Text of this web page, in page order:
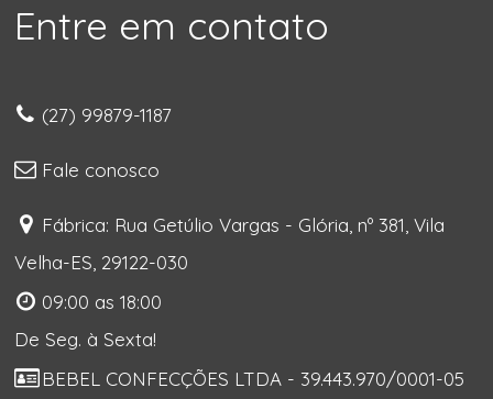
Entre em contato
(27) 99879-1187
Fale conosco
Fábrica: Rua Getúlio Vargas - Glória, nº 381, Vila
Velha-ES, 29122-030
09:00 as 18:00
De Seg. à Sexta!
BEBEL CONFECÇÕES LTDA - 39.443.970/0001-05